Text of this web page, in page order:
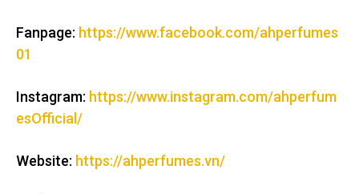
Fanpage: https://www.facebook.com/ahperfumes
01
Instagram: https://www.instagram.com/ahperfum
esOfficial/
Website: https://ahperfumes.vn/